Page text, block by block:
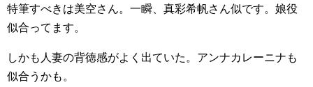
特筆すべきは美空さん。一瞬、真彩希帆さん似です。娘役
似合ってます。
しかも人妻の背徳感がよく出ていた。アンナカレーニナも
似合うかも。